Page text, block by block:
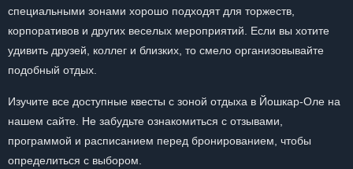
специальными зонами хорошо подходят для торжеств,
корпоративов и других веселых мероприятий. Если вы хотите
удивить друзей, коллег и близких, то смело организовывайте
подобный отдых.
Изучите все доступные квесты с зоной отдыха в Йошкар-Оле на
нашем сайте. Не забудьте ознакомиться с отзывами,
программой и расписанием перед бронированием, чтобы
определиться с выбором.